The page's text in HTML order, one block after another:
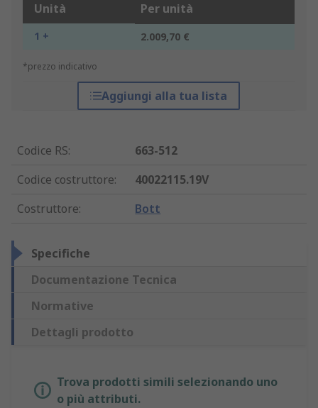
Unità Per unità
1 + 2.009,70 €
*prezzo indicativo
Aggiungi alla tua lista
Codice RS:
663-512
Codice costruttore:
40022115.19V
Costruttore: Bott
Specifiche
Documentazione Tecnica
Normative
Dettagli prodotto
Trova prodotti simili selezionando uno
o più attributi.